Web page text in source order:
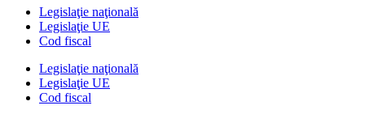
Legislaţie naţională
Legislaţie UE
Cod fiscal
Legislaţie naţională
Legislaţie UE
Cod fiscal